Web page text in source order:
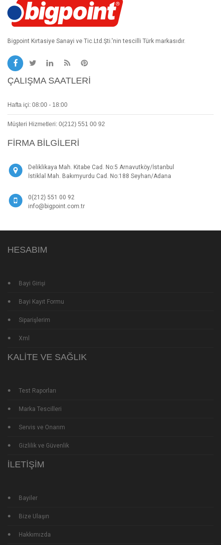
Bigpoint Kırtasiye Sanayi ve Tic.Ltd.Şti.'nin tescilli Türk markasıdır.
ÇALIŞMA SAATLERI
Hafta içi: 08:00 - 18:00
Müşteri Hizmetleri: 0(212) 551 00 92
FIRMA BILGILERI
Deliklikaya Mah. Kitabe Cad. No:5 Arnavutköy/İstanbul
İstiklal Mah. Bakımyurdu Cad. No:188 Seyhan/Adana
0(212) 551 00 92
info@bigpoint.com.tr
HESABIM
Bayi Girişi
Bayi Kayıt Formu
Siparişlerim
Xml
KALITE VE SAĞLIK
Test Raporları
Marka Tescilleri
Servis ve Onarım
Gizlilik ve Güvenlik
İLETIŞIM
Bayiler
Bize Ulaşın
Hakkımızda